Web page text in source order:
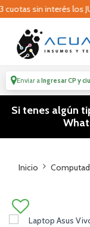
sin interés los
Enviar aIngresar CP y
Si tenes algún
Inicio